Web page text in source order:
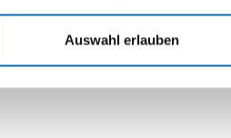
Auswahl erlauben